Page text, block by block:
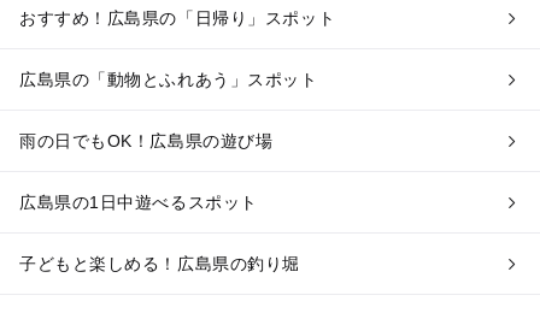
おすすめ！広島県の「日帰り」スポット
広島県の「動物とふれあう」スポット
雨の日でもOK！広島県の遊び場
広島県の1日中遊べるスポット
子どもと楽しめる！広島県の釣り堀